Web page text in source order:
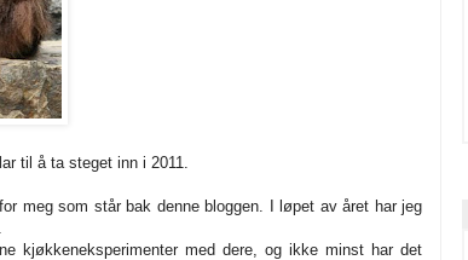
til å ta steget inn i 2011.
meg som står bak denne bloggen. I løpet av året har jeg
kjøkkeneksperimenter med dere, og ikke minst har det